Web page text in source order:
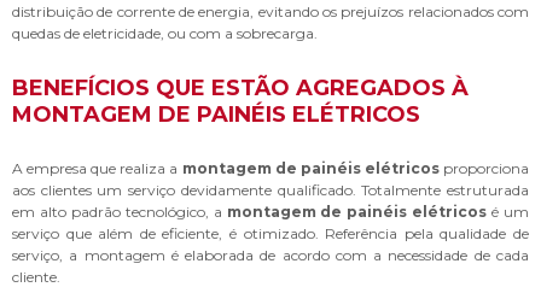
distribuição de corrente de energia, evitando os prejuízos relacionados com
quedas de eletricidade, ou com a sobrecarga.
BENEFÍCIOS QUE ESTÃO AGREGADOS À
MONTAGEM DE PAINÉIS ELÉTRICOS
A empresa que realiza a montagem de painéis elétricosproporciona
aos clientes um serviço devidamente qualificado. Totalmente estruturada
em alto padrão tecnológico, a montagem de painéis elétricos é um
serviço que além de eficiente, é otimizado. Referência pela qualidade de
serviço, a montagem é elaborada de acordo com a necessidade de cada
cliente.